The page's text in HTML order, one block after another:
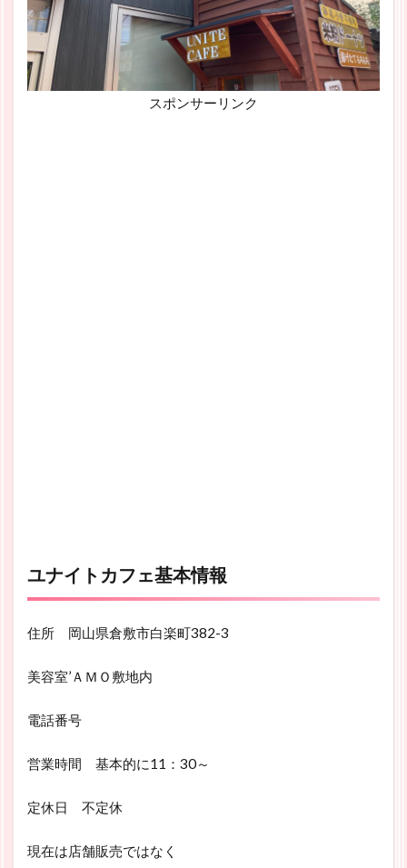
スポンサーリンク
ユナイトカフェ基本情報
住所 岡山県倉敷市白楽町382-3
美容室’ＡＭＯ敷地内
電話番号
営業時間 基本的に11：30～
定休日 不定休
現在は店舗販売ではなく